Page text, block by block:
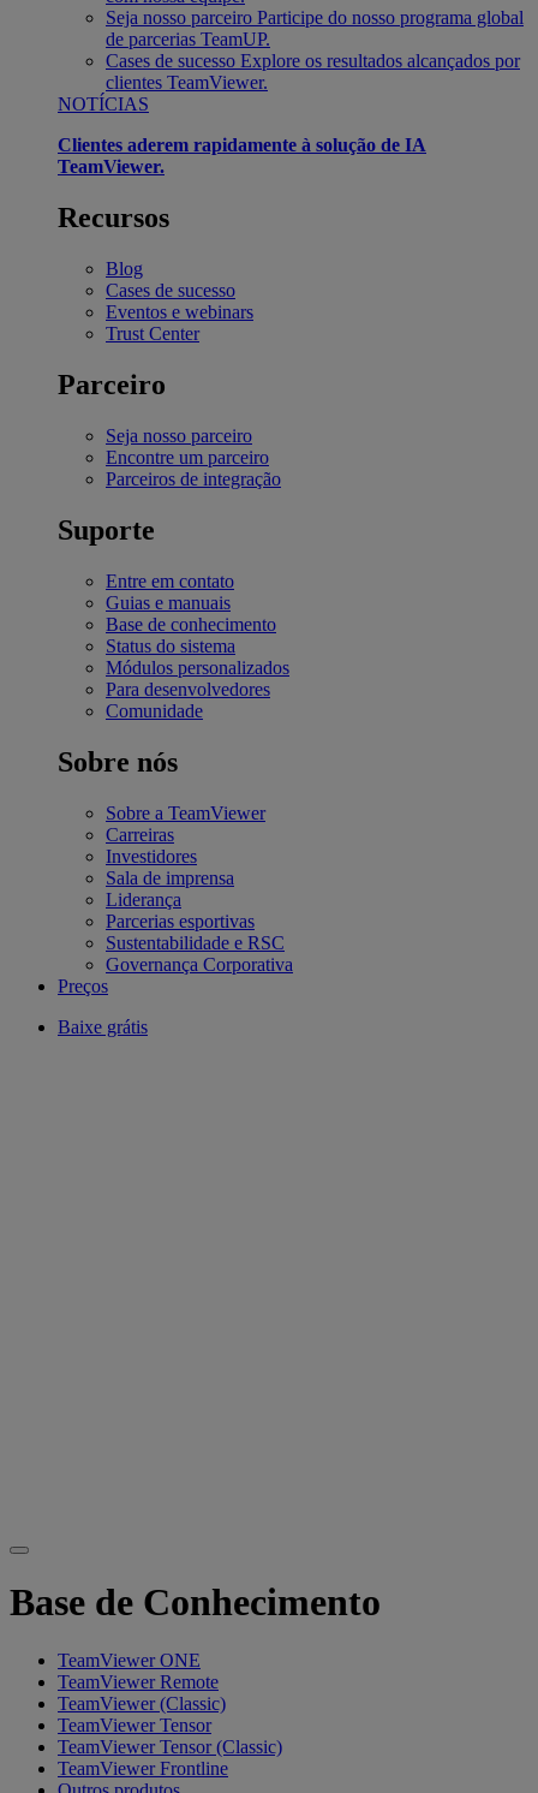
Seja nosso parceiro Participe do nosso programa global
de parcerias TeamUP.
Cases de sucesso Explore os resultados alcançados por
clientes TeamViewer.
NOTÍCIAS
Clientes aderem rapidamente à solução de IA
TeamViewer.
Recursos
Blog
Cases de sucesso
Eventos e webinars
Trust Center
Parceiro
Seja nosso parceiro
Encontre um parceiro
Parceiros de integração
Suporte
Entre em contato
Guias e manuais
Base de conhecimento
Status do sistema
Módulos personalizados
Para desenvolvedores
Comunidade
Sobre nós
Sobre a TeamViewer
Carreiras
Investidores
Sala de imprensa
Liderança
Parcerias esportivas
Sustentabilidade e RSC
Governança Corporativa
Preços
Baixe grátis
Base de Conhecimento
TeamViewer ONE
TeamViewer Remote
TeamViewer (Classic)
TeamViewer Tensor
TeamViewer Tensor (Classic)
TeamViewer Frontline